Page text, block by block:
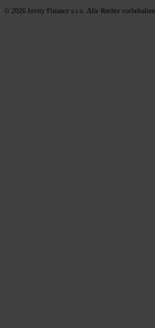
© 2026 Invity Finance s.r.o. Alle Rechte vorbehalten.